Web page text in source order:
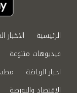
الرئيسية الاخبار
فيديوهات متنوعة
اخبار الرياضة
الاقتصاد والبورصة